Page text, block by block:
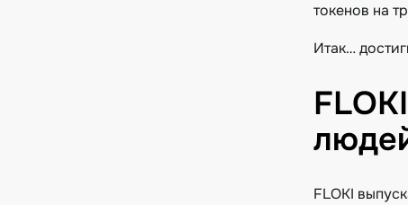
токенов на
Итак…
FLOKI